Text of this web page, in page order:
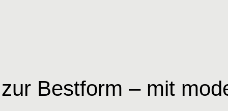
Bestform – mit